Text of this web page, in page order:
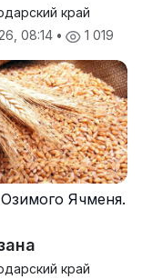
край
08:14 • 1 019
Ячменя.
край